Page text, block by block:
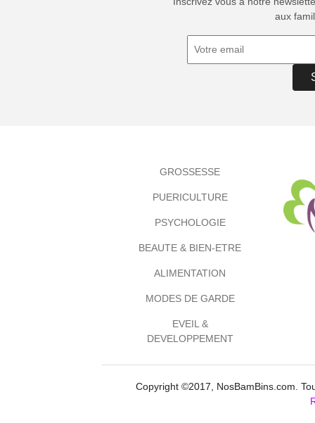
aux
GROSSESSE
PUERICULTURE
PSYCHOLOGIE
BEAUTE & BIEN-ETRE
ALIMENTATION
MODES DE GARDE
EVEIL &
DEVELOPPEMENT
Copyright ©2017, NosBamBins.com.